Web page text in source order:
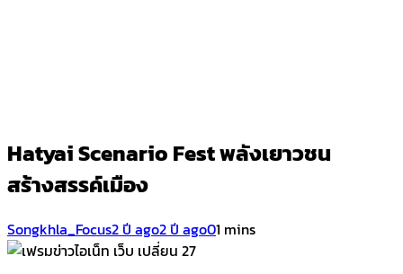
Hatyai Scenario Fest พลังเยาวชน
สร้างสรรค์เมือง
Songkhla_Focus2 ปี ago2 ปี ago01 mins